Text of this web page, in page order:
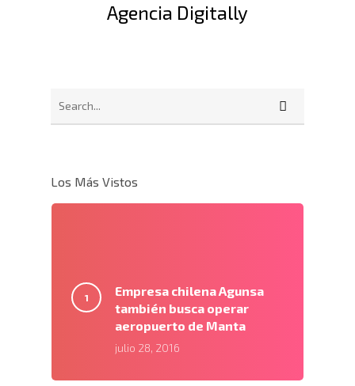
Agencia Digitally
Los Más Vistos
Empresa chilena Agunsa
también busca operar
aeropuerto de Manta
julio 28, 2016